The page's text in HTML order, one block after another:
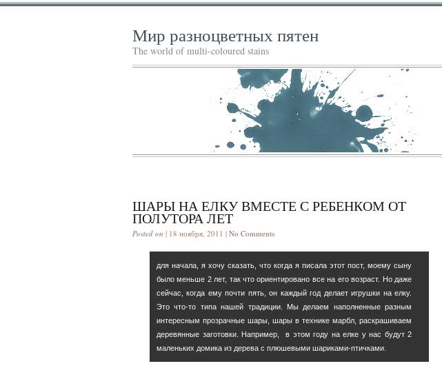
Мир разноцветных пятен
The world of multi-coloured stains
ШАРЫ НА ЕЛКУ ВМЕСТЕ С РЕБЕНКОМ ОТ
ПОЛУТОРА ЛЕТ
Posted on | 18 ноября, 2011 | No Comments
для начала, я хочу сказать, что когда я писала этот пост, моему сыну
было меньше 2 лет, так что ориентировано все на его возраст. Но даже
сейчас, когда ему почти пять, он каждый год делает игрушки на елку.
Это что-то типа нашей традиции. Мы делаем наполненные разным
интересным прозрачные шары, шары в технике марбл, раскрашиваем
деревянные заготовки. Например, в этом году на елке у нас будут 2
маленьких домика из дерева с плюшевыми шариками-птичками.